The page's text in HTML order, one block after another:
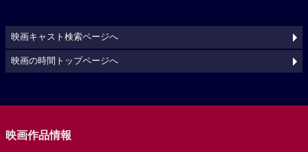
映画キャスト検索ページへ
映画の時間トップページへ
映画作品情報